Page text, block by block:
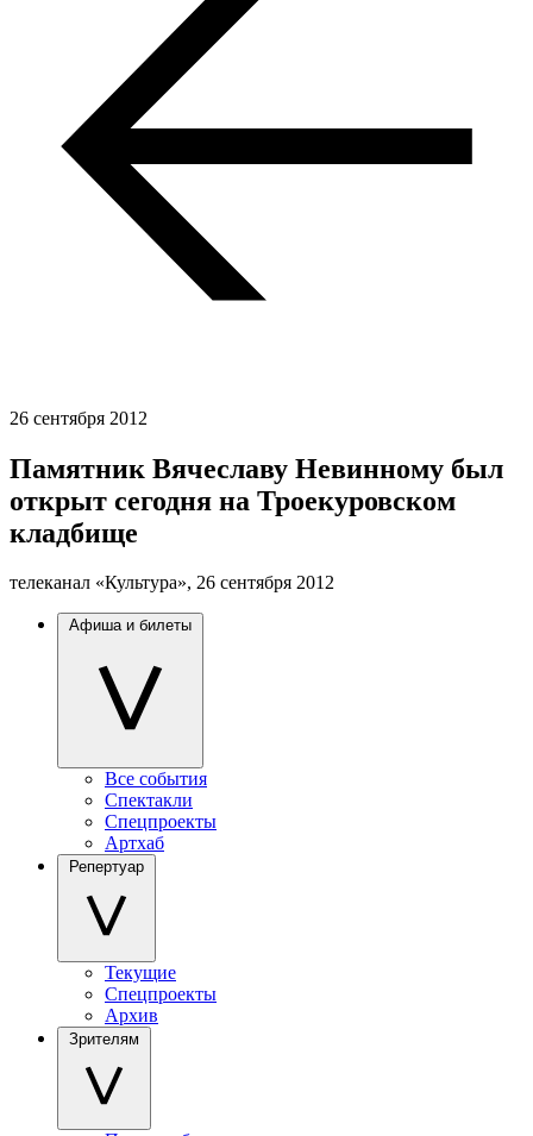
26 сентября 2012
Памятник Вячеславу Невинному был
открыт сегодня на Троекуровском
кладбище
телеканал «Культура», 26 сентября 2012
Афиша и билеты
Все события
Спектакли
Спецпроекты
Артхаб
Репертуар
Текущие
Спецпроекты
Архив
Зрителям